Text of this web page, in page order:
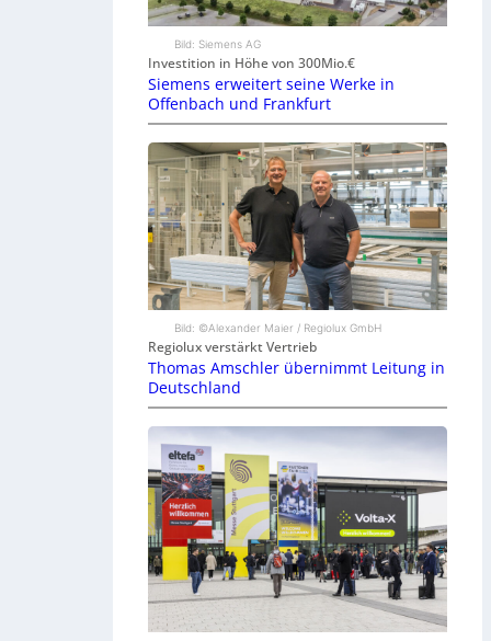
Bild: Siemens AG
Investition in Höhe von 300Mio.€
Siemens erweitert seine Werke in
Offenbach und Frankfurt
Bild: ©Alexander Maier / Regiolux GmbH
Regiolux verstärkt Vertrieb
Thomas Amschler übernimmt Leitung in
Deutschland